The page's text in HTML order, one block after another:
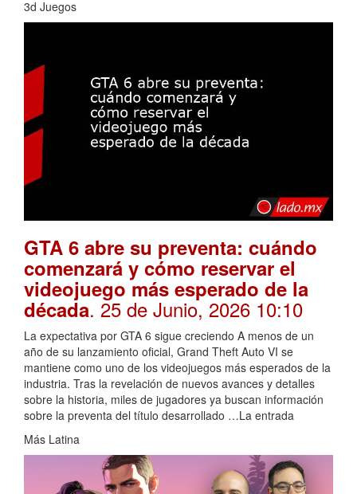
3d Juegos
GTA 6 abre su preventa: cuándo
comenzará y cómo reservar el
videojuego más esperado de la
década. 25 de Junio, 2026 10:10
La expectativa por GTA 6 sigue creciendo A menos de un
año de su lanzamiento oficial, Grand Theft Auto VI se
mantiene como uno de los videojuegos más esperados de la
industria. Tras la revelación de nuevos avances y detalles
sobre la historia, miles de jugadores ya buscan información
sobre la preventa del título desarrollado …La entrada
Más Latina